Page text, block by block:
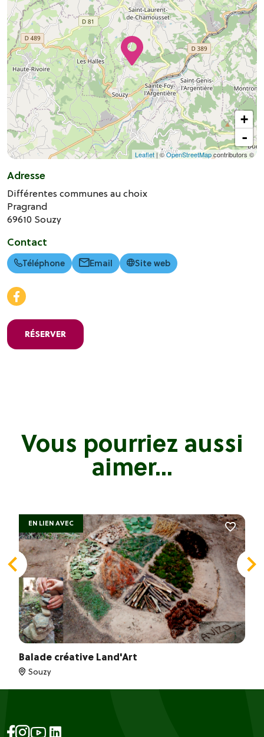
+
-
Leaflet | ©OpenStreetMapcontributors ©
Adresse
Différentes communes au choix
Pragrand
69610 Souzy
Contact
Téléphone Email Site web
RÉSERVER
Vous pourriez aussi
aimer...
Balade créative Land'Art
Souzy
EN LIEN AVEC